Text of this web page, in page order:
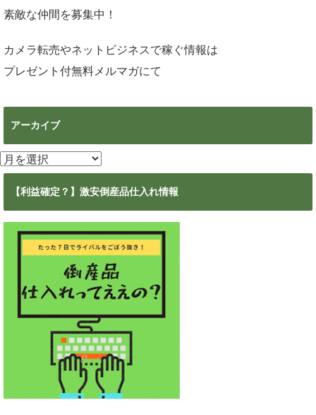
素敵な仲間を募集中！
カメラ転売やネットビジネスで稼ぐ情報は
プレゼント付無料メルマガにて
アーカイブ
ア
ー
【利益確定？】激安倒産品仕入れ情報